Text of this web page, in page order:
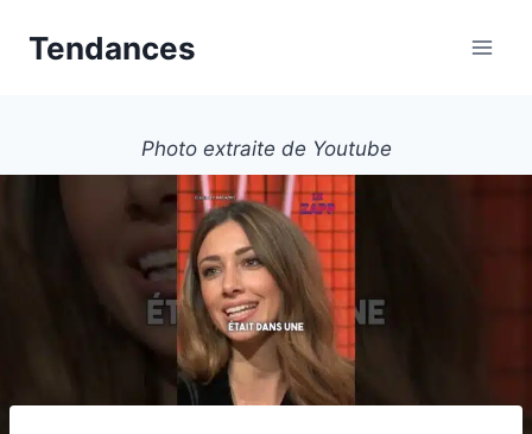
Tendances
Photo extraite de Youtube